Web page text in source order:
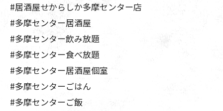
#居酒屋せからしか多摩センター店
#多摩センター居酒屋
#多摩センター飲み放題
#多摩センター食べ放題
#多摩センター居酒屋個室
#多摩センターごはん
#多摩センターご飯